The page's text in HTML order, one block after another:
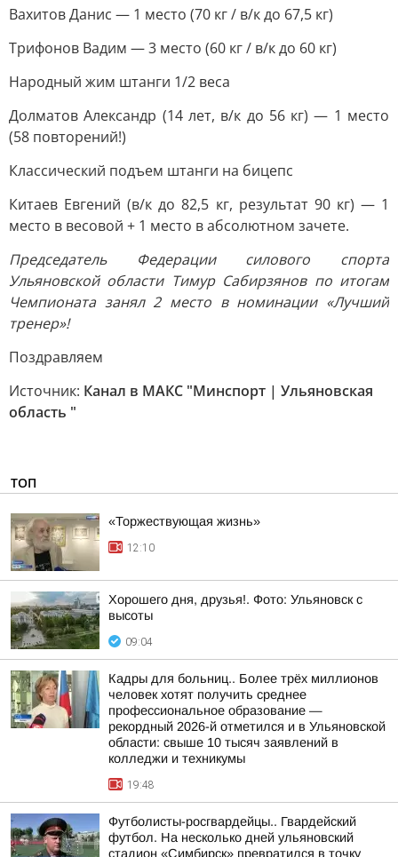
Вахитов Данис — 1 место (70 кг / в/к до 67,5 кг)
Трифонов Вадим — 3 место (60 кг / в/к до 60 кг)
Народный жим штанги 1/2 веса
Долматов Александр (14 лет, в/к до 56 кг) — 1 место
(58 повторений!)
Классический подъем штанги на бицепс
Китаев Евгений (в/к до 82,5 кг, результат 90 кг) — 1
место в весовой + 1 место в абсолютном зачете.
Председатель Федерации силового спорта
Ульяновской области Тимур Сабирзянов по итогам
Чемпионата занял 2 место в номинации «Лучший
тренер»!
Поздравляем
Источник: Канал в МАКС "Минспорт | Ульяновская
область "
ТОП
«Торжествующая жизнь»
12:10
Хорошего дня, друзья!. Фото: Ульяновск с
высоты
09:04
Кадры для больниц.. Более трёх миллионов
человек хотят получить среднее
профессиональное образование —
рекордный 2026-й отметился и в Ульяновской
области: свыше 10 тысяч заявлений в
колледжи и техникумы
19:48
Футболисты-росгвардейцы.. Гвардейский
футбол. На несколько дней ульяновский
стадион «Симбирск» превратился в точку